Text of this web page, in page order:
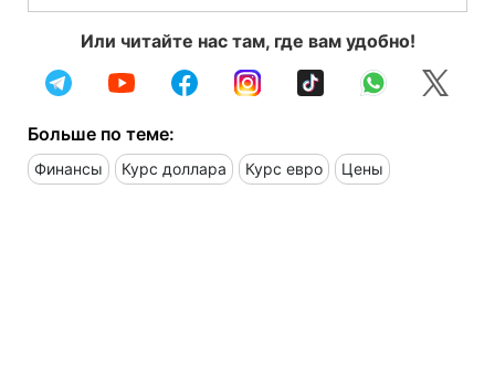
Или читайте нас там, где вам удобно!
Больше по теме:
Финансы Курс доллара Курс евро Цены